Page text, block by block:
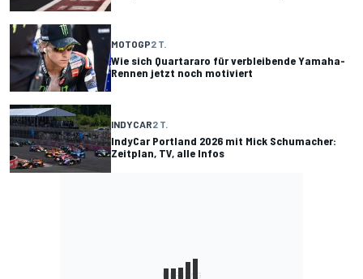
MOTOGP2 T.
Wie sich Quartararo für verbleibende Yamaha-
Rennen jetzt noch motiviert
INDYCAR2 T.
IndyCar Portland 2026 mit Mick Schumacher:
Zeitplan, TV, alle Infos